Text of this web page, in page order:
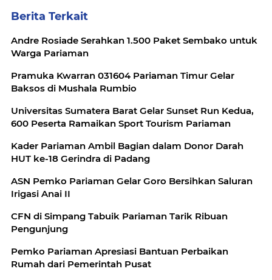
Berita Terkait
Andre Rosiade Serahkan 1.500 Paket Sembako untuk
Warga Pariaman
Pramuka Kwarran 031604 Pariaman Timur Gelar
Baksos di Mushala Rumbio
Universitas Sumatera Barat Gelar Sunset Run Kedua,
600 Peserta Ramaikan Sport Tourism Pariaman
Kader Pariaman Ambil Bagian dalam Donor Darah
HUT ke-18 Gerindra di Padang
ASN Pemko Pariaman Gelar Goro Bersihkan Saluran
Irigasi Anai II
CFN di Simpang Tabuik Pariaman Tarik Ribuan
Pengunjung
Pemko Pariaman Apresiasi Bantuan Perbaikan
Rumah dari Pemerintah Pusat